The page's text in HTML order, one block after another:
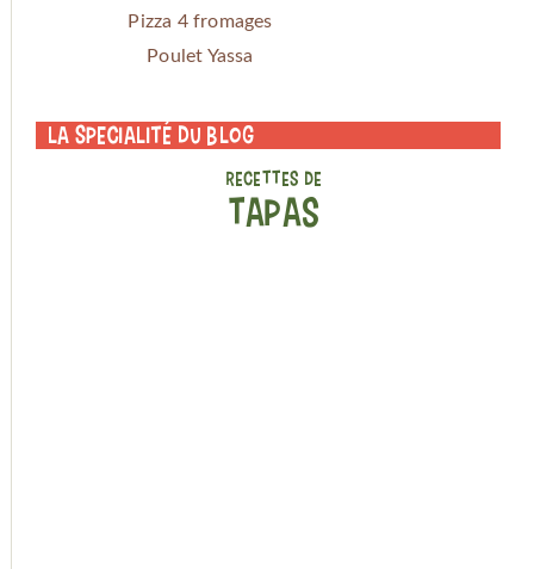
Pizza 4 fromages
Poulet Yassa
La specialité du blog
RECETTES DE
TAPAS